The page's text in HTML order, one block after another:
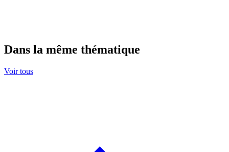
Dans la même thématique
Voir tous